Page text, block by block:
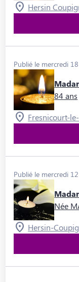
Hersin
Publié le mercredi
84 ans
Fresnicourt-
Publié le mercredi
Née
Hersin-